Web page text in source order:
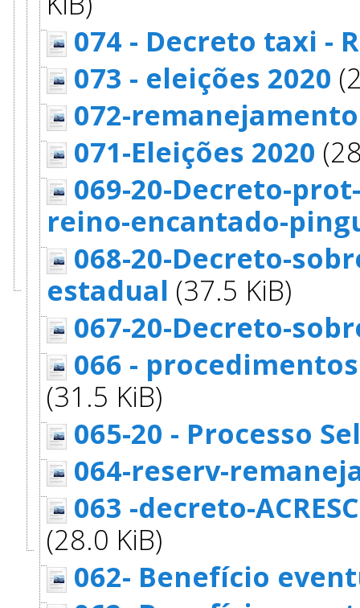
074 - Decreto taxi -
073 - eleições 2020
072-
071-Eleições 2020
069-20-Decreto-
reino-encantado-
068-20-Decreto-
estadual (37.5 KiB)
067-20-Decreto-
066 -
(31.5 KiB)
065-20 - Processo
064-reserv-
063 -decreto-
(28.0 KiB)
062- Benefício